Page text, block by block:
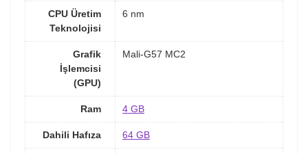
CPU Üretim
Teknolojisi
6 nm
Grafik
İşlemcisi
(GPU)
Mali-G57 MC2
Ram 4 GB
Dahili Hafıza 64 GB